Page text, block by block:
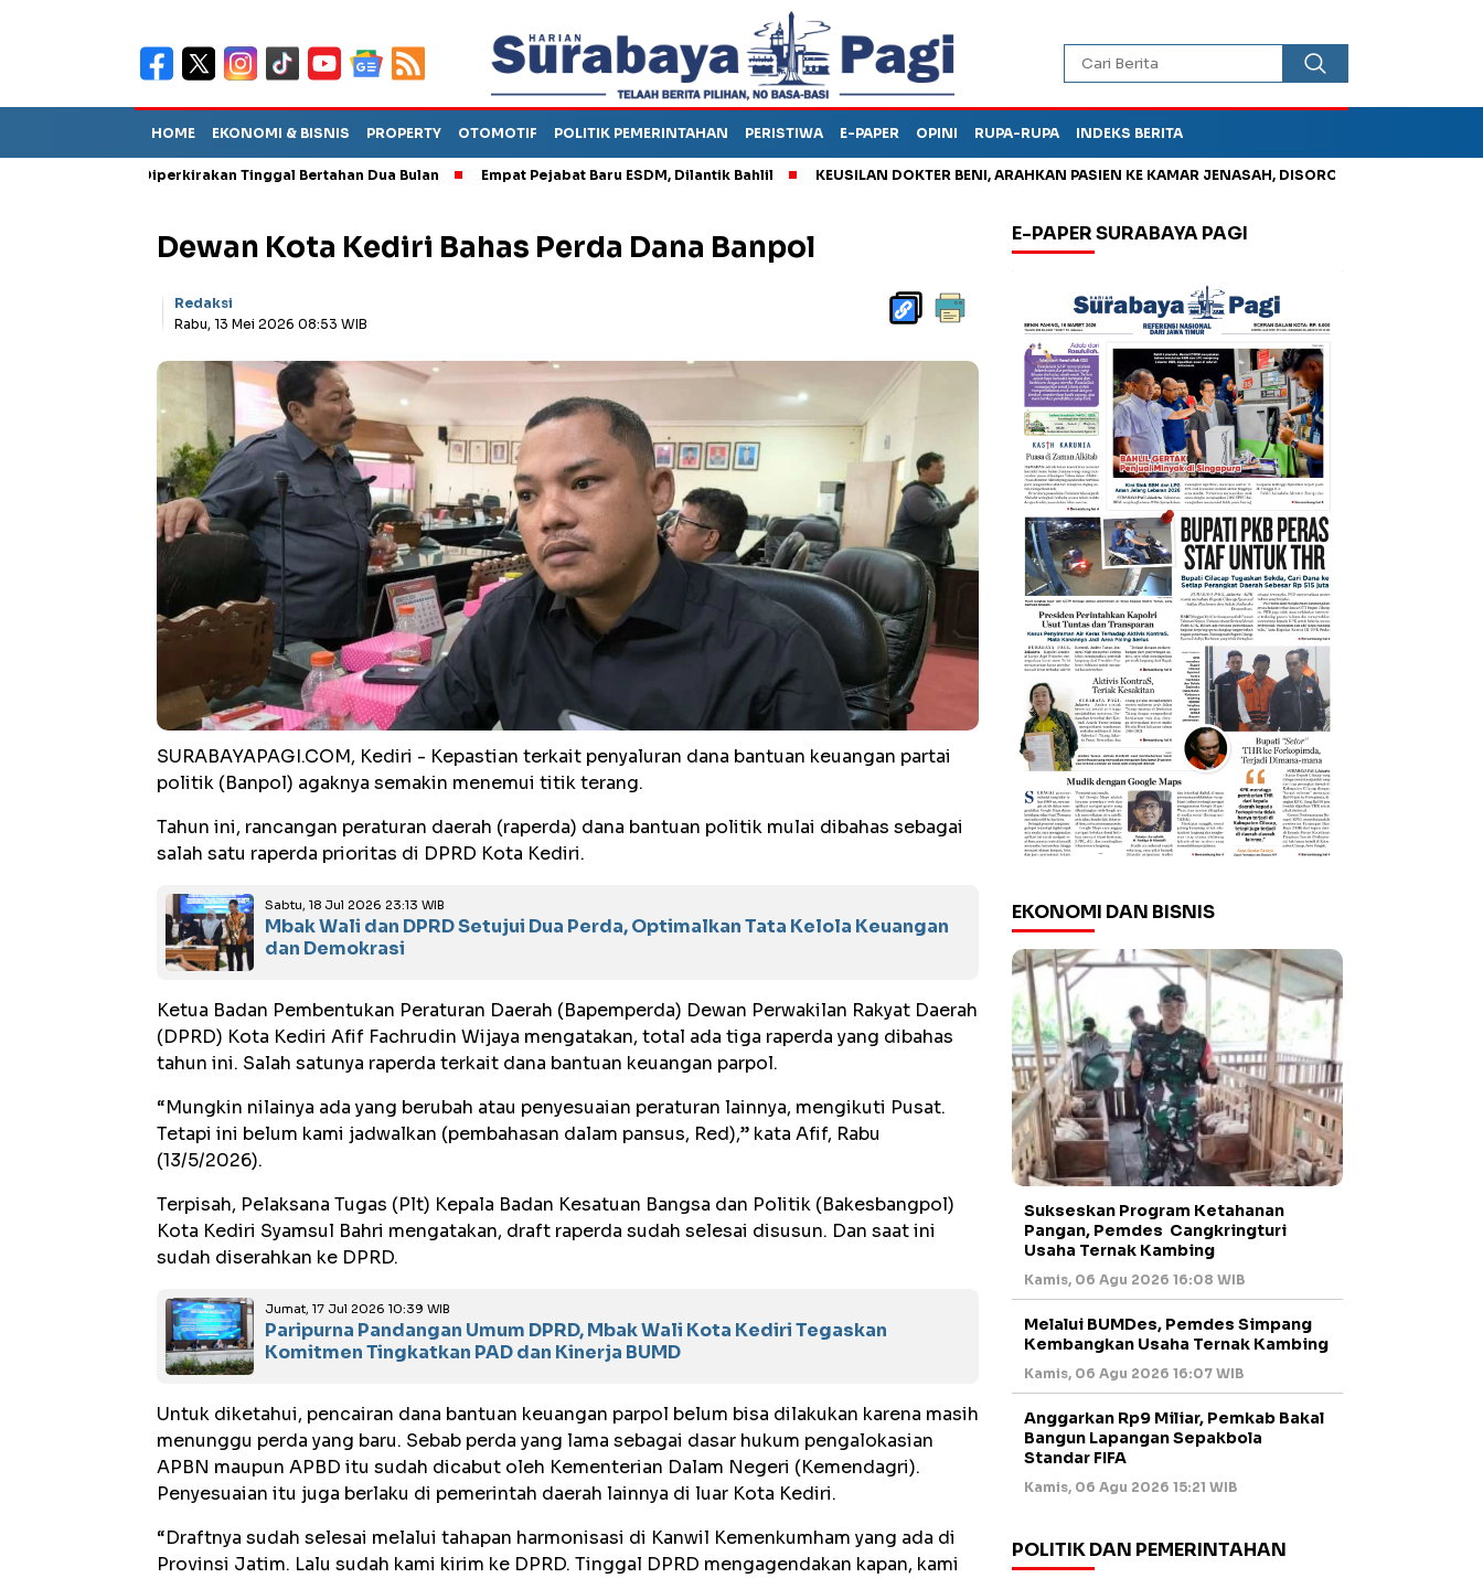
HOME EKONOMI & BISNIS PROPERTY OTOMOTIF POLITIK PEMERINTAHAN PERISTIWA E-PAPER OPINI RUPA-RUPA INDEKS BERITA
Sebut TPA Diperkirakan Tinggal Bertahan Dua Bulan Empat Pejabat Baru ESDM, Dilantik Bahlil KEUSILAN DOKTER BENI, ARAHKAN PASIEN KE KAMAR JENASAH, DISOROT
Dewan Kota Kediri Bahas Perda Dana Banpol
Redaksi
Rabu, 13 Mei 2026 08:53 WIB
SURABAYAPAGI.COM, Kediri - Kepastian terkait penyaluran dana bantuan keuangan partai
politik (Banpol) agaknya semakin menemui titik terang.
Tahun ini, rancangan peraturan daerah (raperda) dana bantuan politik mulai dibahas sebagai
salah satu raperda prioritas di DPRD Kota Kediri.
Sabtu, 18 Jul 2026 23:13 WIB
Mbak Wali dan DPRD Setujui Dua Perda, Optimalkan Tata Kelola Keuangan
dan Demokrasi
Ketua Badan Pembentukan Peraturan Daerah (Bapemperda) Dewan Perwakilan Rakyat Daerah
(DPRD) Kota Kediri Afif Fachrudin Wijaya mengatakan, total ada tiga raperda yang dibahas
tahun ini. Salah satunya raperda terkait dana bantuan keuangan parpol.
“Mungkin nilainya ada yang berubah atau penyesuaian peraturan lainnya, mengikuti Pusat.
Tetapi ini belum kami jadwalkan (pembahasan dalam pansus, Red),” kata Afif, Rabu
(13/5/2026).
Terpisah, Pelaksana Tugas (Plt) Kepala Badan Kesatuan Bangsa dan Politik (Bakesbangpol)
Kota Kediri Syamsul Bahri mengatakan, draft raperda sudah selesai disusun. Dan saat ini
sudah diserahkan ke DPRD.
Jumat, 17 Jul 2026 10:39 WIB
Paripurna Pandangan Umum DPRD, Mbak Wali Kota Kediri Tegaskan
Komitmen Tingkatkan PAD dan Kinerja BUMD
Untuk diketahui, pencairan dana bantuan keuangan parpol belum bisa dilakukan karena masih
menunggu perda yang baru. Sebab perda yang lama sebagai dasar hukum pengalokasian
APBN maupun APBD itu sudah dicabut oleh Kementerian Dalam Negeri (Kemendagri).
Penyesuaian itu juga berlaku di pemerintah daerah lainnya di luar Kota Kediri.
“Draftnya sudah selesai melalui tahapan harmonisasi di Kanwil Kemenkumham yang ada di
Provinsi Jatim. Lalu sudah kami kirim ke DPRD. Tinggal DPRD mengagendakan kapan, kami
E-PAPER SURABAYA PAGI
EKONOMI DAN BISNIS
Sukseskan Program Ketahanan
Pangan, Pemdes Cangkringturi
Usaha Ternak Kambing
Kamis, 06 Agu 2026 16:08 WIB
Melalui BUMDes, Pemdes Simpang
Kembangkan Usaha Ternak Kambing
Kamis, 06 Agu 2026 16:07 WIB
Anggarkan Rp9 Miliar, Pemkab Bakal
Bangun Lapangan Sepakbola
Standar FIFA
Kamis, 06 Agu 2026 15:21 WIB
POLITIK DAN PEMERINTAHAN